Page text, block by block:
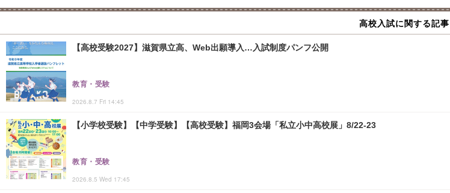
高校入試に関する記事
【高校受験2027】滋賀県立高、Web出願導入…入試制度パンフ公開
教育・受験
2026.8.7 Fri 14:45
【小学校受験】【中学受験】【高校受験】福岡3会場「私立小中高校展」8/22-23
教育・受験
2026.8.5 Wed 17:45